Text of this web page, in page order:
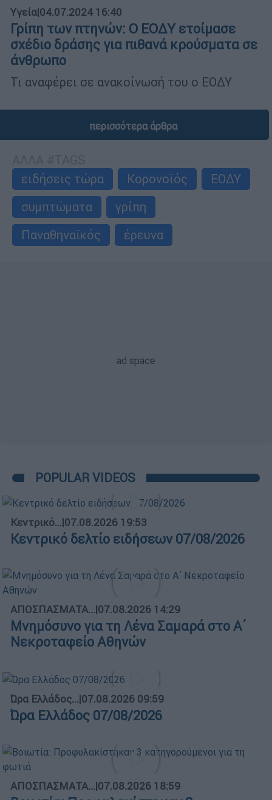
Υγεία|04.07.2024 16:40
Γρίπη των πτηνών: Ο ΕΟΔΥ ετοίμασε
σχέδιο δράσης για πιθανά κρούσματα σε
άνθρωπο
Τι αναφέρει σε ανακοίνωσή του ο ΕΟΔΥ
περισσότερα άρθρα
ειδήσεις τώρα
Κορονοϊός
ΕΟΔΥ
συμπτώματα
γρίπη
Παναθηναϊκός
έρευνα
POPULAR VIDEOS
Κεντρικό...|07.08.2026 19:53
Κεντρικό δελτίο ειδήσεων 07/08/2026
ΑΠΟΣΠΑΣΜΑΤΑ...|07.08.2026 14:29
Μνημόσυνο για τη Λένα Σαμαρά στο Α΄
Νεκροταφείο Αθηνών
Ώρα Ελλάδος...|07.08.2026 09:59
Ώρα Ελλάδος 07/08/2026
ΑΠΟΣΠΑΣΜΑΤΑ...|07.08.2026 18:59